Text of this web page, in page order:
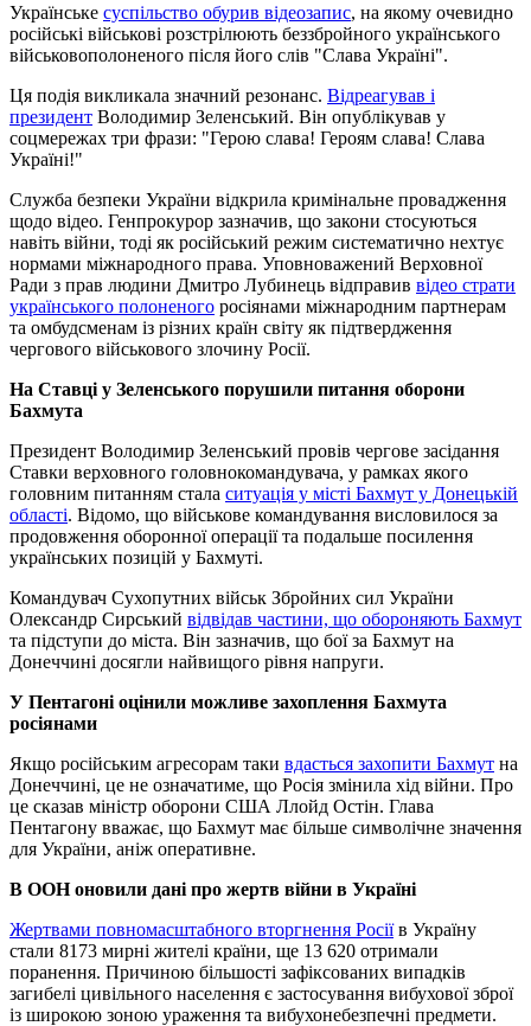
Українське суспільство обурив відеозапис, на якому очевидно
російські військові розстрілюють беззбройного українського
військовополоненого після його слів "Слава Україні".
Ця подія викликала значний резонанс. Відреагував і
президент Володимир Зеленський. Він опублікував у
соцмережах три фрази: "Герою слава! Героям слава! Слава
Україні!"
Служба безпеки України відкрила кримінальне провадження
щодо відео. Генпрокурор зазначив, що закони стосуються
навіть війни, тоді як російський режим систематично нехтує
нормами міжнародного права. Уповноважений Верховної
Ради з прав людини Дмитро Лубинець відправив відео страти
українського полоненого росіянами міжнародним партнерам
та омбудсменам із різних країн світу як підтвердження
чергового військового злочину Росії.
На Ставці у Зеленського порушили питання оборони
Бахмута
Президент Володимир Зеленський провів чергове засідання
Ставки верховного головнокомандувача, у рамках якого
головним питанням стала ситуація у місті Бахмут у Донецькій
області. Відомо, що військове командування висловилося за
продовження оборонної операції та подальше посилення
українських позицій у Бахмуті.
Командувач Сухопутних військ Збройних сил України
Олександр Сирський відвідав частини, що обороняють Бахмут
та підступи до міста. Він зазначив, що бої за Бахмут на
Донеччині досягли найвищого рівня напруги.
У Пентагоні оцінили можливе захоплення Бахмута
росіянами
Якщо російським агресорам таки вдасться захопити Бахмут на
Донеччині, це не означатиме, що Росія змінила хід війни. Про
це сказав міністр оборони США Ллойд Остін. Глава
Пентагону вважає, що Бахмут має більше символічне значення
для України, аніж оперативне.
В ООН оновили дані про жертв війни в Україні
Жертвами повномасштабного вторгнення Росіїв Україну
стали 8173 мирні жителі країни, ще 13 620 отримали
поранення. Причиною більшості зафіксованих випадків
загибелі цивільного населення є застосування вибухової зброї
із широкою зоною ураження та вибухонебезпечні предмети.